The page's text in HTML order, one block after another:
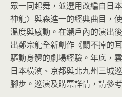
眾一同起舞，並選用改編自日
神龍〉與森進一的經典曲目，
溫度與感動。在瀨戶內的演出
出鄭宗龍全新創作《關不掉的
驅動身體的劇場經驗。年底，
日本橫濱、京都與北九州三城
腳步。巡演及購票詳情，請參考